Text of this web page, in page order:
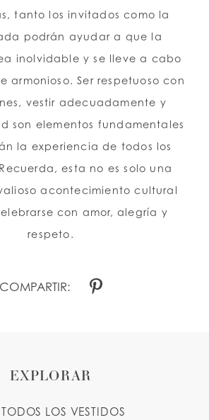
tanto los invitados como la
podrán ayudar a que la
inolvidable y se lleve a cabo
armonioso. Ser respetuoso con
vestir adecuadamente y
son elementos fundamentales
la experiencia de todos los
esta no es solo una
acontecimiento cultural
con amor, alegría y
respeto.
COMPARTIR:
EXPLORAR
LOS VESTIDOS